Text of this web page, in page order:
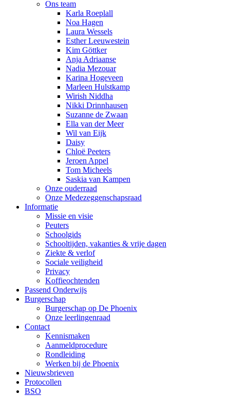
Ons team
Karla Roeplall
Noa Hagen
Laura Wessels
Esther Leeuwestein
Kim Göttker
Anja Adriaanse
Nadia Mezouar
Karina Hogeveen
Marleen Hulstkamp
Wirish Niddha
Nikki Drinnhausen
Suzanne de Zwaan
Ella van der Meer
Wil van Eijk
Daisy
Chloë Peeters
Jeroen Appel
Tom Micheels
Saskia van Kampen
Onze ouderraad
Onze Medezeggenschapsraad
Informatie
Missie en visie
Peuters
Schoolgids
Schooltijden, vakanties & vrije dagen
Ziekte & verlof
Sociale veiligheid
Privacy
Koffieochtenden
Passend Onderwijs
Burgerschap
Burgerschap op De Phoenix
Onze leerlingenraad
Contact
Kennismaken
Aanmeldprocedure
Rondleiding
Werken bij de Phoenix
Nieuwsbrieven
Protocollen
BSO